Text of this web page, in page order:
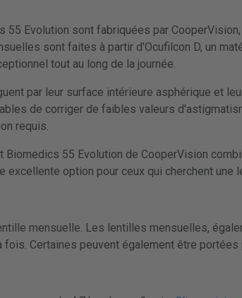
55 Evolution sont fabriquées par
sont faites à partir d'Ocufilcon D, un
tout au long de la journée.
par leur surface intérieure asphérique et
de corriger de faibles valeurs
requis.
55 Evolution de CooperVision
excellente option pour ceux qui cherchent
mensuelle. Les lentilles mensuelles,
Certaines peuvent également être portées